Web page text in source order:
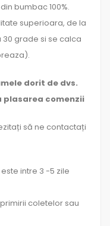
bumbac 100%.
superioara, de la
grade si se calca
dorit de dvs.
comenzii
să ne contactați
intre 3 -5 zile
coletelor sau